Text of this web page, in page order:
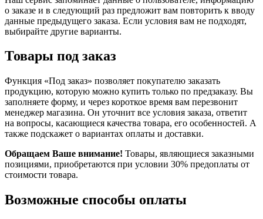
о заказе и в следующий раз предложит вам повторить к вводу
данные предыдущего заказа. Если условия вам не подходят,
выбирайте другие варианты.
Товары под заказ
Функция «Под заказ» позволяет покупателю заказать
продукцию, которую можно купить только по предзаказу. Вы
заполняете форму, и через короткое время вам перезвонит
менеджер магазина. Он уточнит все условия заказа, ответит
на вопросы, касающиеся качества товара, его особенностей. А
также подскажет о вариантах оплаты и доставки.
Обращаем Ваше внимание! Товары, являющиеся заказными
позициями, приобретаются при условии 30% предоплаты от
стоимости товара.
Возможные способы оплаты